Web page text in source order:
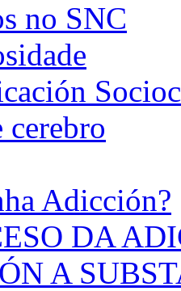
no SNC
cerebro
Adicción?
DA
A